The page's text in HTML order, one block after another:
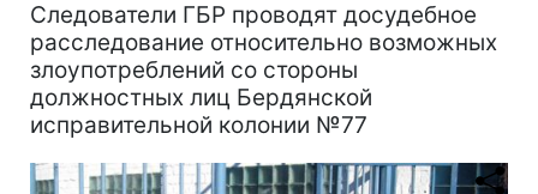
Следователи ГБР проводят досудебное
расследование относительно возможных
злоупотреблений со стороны
должностных лиц Бердянской
исправительной колонии №77